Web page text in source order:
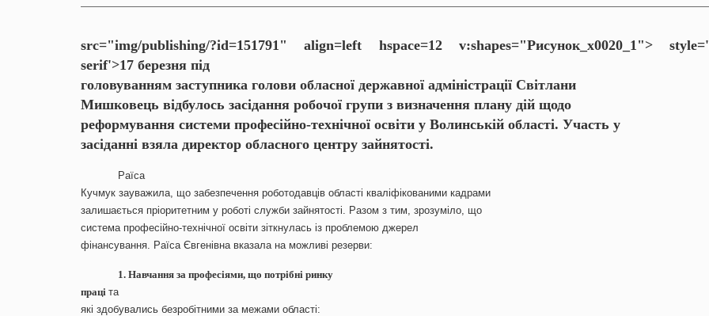
src="img/publishing/?id=151791" align=left hspace=12 v:shapes="Рисунок_x0020_1">
serif'>17 березня під
головуванням заступника голови обласної державної адміністрації Світлани
Мишковець відбулось засідання робочої групи з визначення плану дій щодо
реформування системи професійно-технічної освіти у Волинській області. Участь у
засіданні взяла директор обласного центру зайнятості.
Раїса
Кучмук зауважила, що забезпечення роботодавців області кваліфікованими кадрами
залишається пріоритетним у роботі служби зайнятості. Разом з тим, зрозуміло, що
система професійно-технічної освіти зіткнулась із проблемою джерел
фінансування. Раїса Євгенівна вказала на можливі резерви:
1. Навчання за професіями, що потрібні ринку
праці та
які здобувались безробітними за межами області: